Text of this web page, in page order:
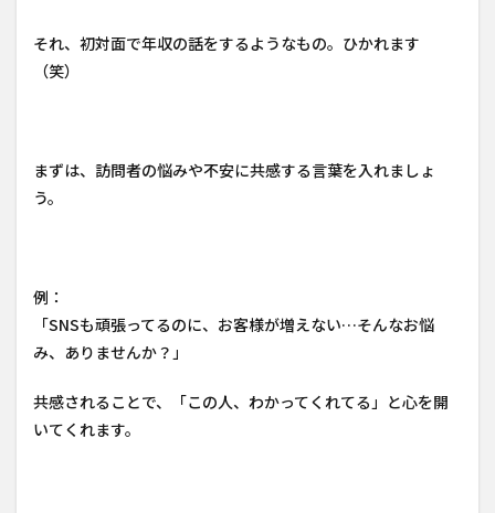
それ、初対面で年収の話をするようなもの。ひかれます
（笑）
まずは、訪問者の悩みや不安に共感する言葉を入れましょ
う。
例：
「SNSも頑張ってるのに、お客様が増えない…そんなお悩
み、ありませんか？」
共感されることで、「この人、わかってくれてる」と心を開
いてくれます。